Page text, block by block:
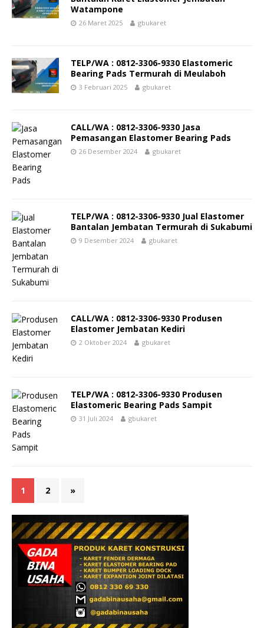
Watampone
26 Maret 2025 gbukaret
TELP/WA : 0812-3306-9330 Elastomeric
Bearing Pads Termurah di Meulaboh
3 Februari 2025 gbukaret
CALL/WA : 0812-3306-9330 Jasa
Pemasangan Elastomer Bearing Pads
26 Desember 2024 gbukaret
TELP/WA : 0812-3306-9330 Jual Elastomer
Bantalan Jembatan Termurah di Sukabumi
9 Desember 2024 gbukaret
CALL/WA : 0812-3306-9330 Produsen
Elastomer Jembatan Kediri
2 Oktober 2024 gbukaret
TELP/WA : 0812-3306-9330 Produsen
Elastomeric Bearing Pads Sampit
31 Juli 2024 gbukaret
1 2 »